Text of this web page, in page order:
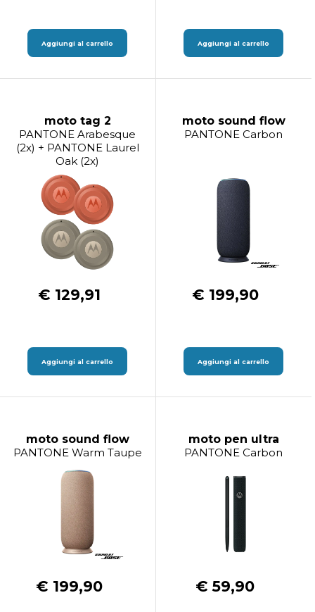
Aggiungi al carrello Aggiungi al carrello
moto tag 2
PANTONE Arabesque
(2x) + PANTONE Laurel
Oak (2x)
€ 129,91
Aggiungi al carrello
moto sound flow
PANTONE Carbon
€ 199,90
Aggiungi al carrello
moto sound flow
PANTONE Warm Taupe
€ 199,90
moto pen ultra
PANTONE Carbon
€ 59,90